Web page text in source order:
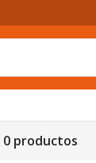
0 productos